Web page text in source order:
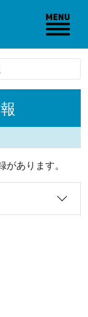
あります。